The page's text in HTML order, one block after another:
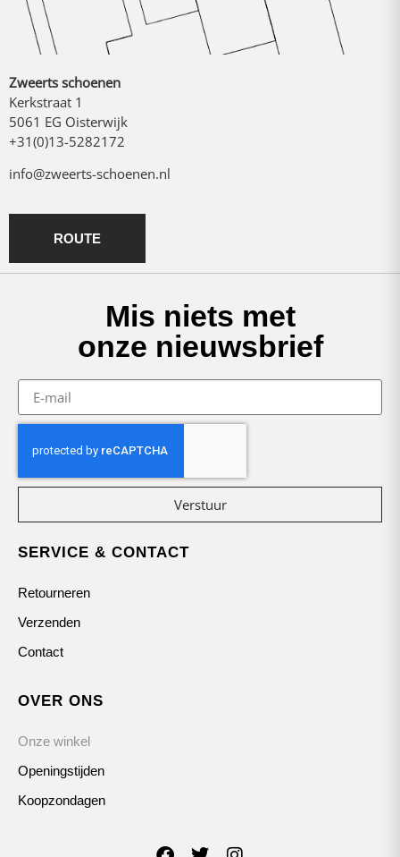
Zweerts schoenen
Kerkstraat 1
5061 EG Oisterwijk
+31(0)13-5282172
info@zweerts-schoenen.nl
ROUTE
Mis niets met
onze nieuwsbrief
Verstuur
SERVICE & CONTACT
Retourneren
Verzenden
Contact
OVER ONS
Onze winkel
Openingstijden
Koopzondagen